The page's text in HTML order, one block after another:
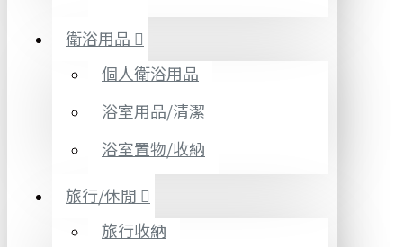
衛浴用品
個人衛浴用品
浴室用品/清潔
浴室置物/收納
旅行/休閒
旅行收納